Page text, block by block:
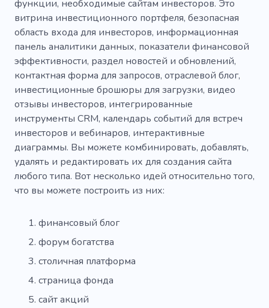
Электронные деньги
Информативный
Результат
Объявление
Баннер
Светлое будущее
Визитница
Прокат
Ожидание
Семья
Системы питания
Реформ
Повышение
Инструкции
Рынок
Консультант
Предсказание
Достижение целей
Персонал
Английские правила
Расходы
Увеличение прибыли
Прокрастинация
Специалист по обновлению
Ориентированный на результат
функции, необходимые сайтам инвесторов. Это
витрина инвестиционного портфеля, безопасная
область входа для инвесторов, информационная
панель аналитики данных, показатели финансовой
эффективности, раздел новостей и обновлений,
контактная форма для запросов, отраслевой блог,
инвестиционные брошюры для загрузки, видео
отзывы инвесторов, интегрированные
инструменты CRM, календарь событий для встреч
инвесторов и вебинаров, интерактивные
диаграммы. Вы можете комбинировать, добавлять,
удалять и редактировать их для создания сайта
любого типа. Вот несколько идей относительно того,
что вы можете построить из них:
финансовый блог
форум богатства
столичная платформа
страница фонда
сайт акций